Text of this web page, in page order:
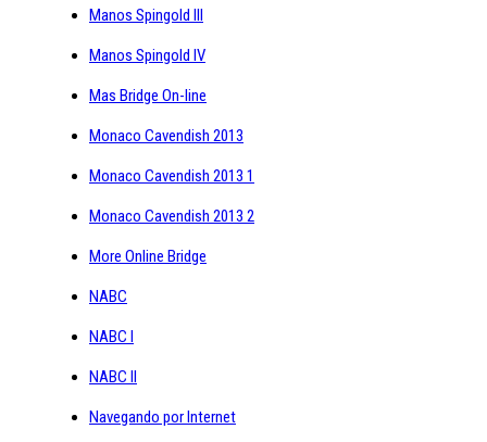
Manos Spingold III
Manos Spingold IV
Mas Bridge On-line
Monaco Cavendish 2013
Monaco Cavendish 2013 1
Monaco Cavendish 2013 2
More Online Bridge
NABC
NABC I
NABC II
Navegando por Internet